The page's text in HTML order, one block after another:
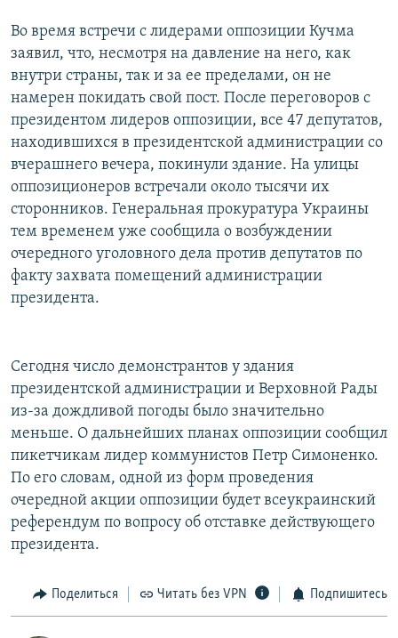
Во время встречи с лидерами оппозиции Кучма
заявил, что, несмотря на давление на него, как
внутри страны, так и за ее пределами, он не
намерен покидать свой пост. После переговоров с
президентом лидеров оппозиции, все 47 депутатов,
находившихся в президентской администрации со
вчерашнего вечера, покинули здание. На улицы
оппозиционеров встречали около тысячи их
сторонников. Генеральная прокуратура Украины
тем временем уже сообщила о возбуждении
очередного уголовного дела против депутатов по
факту захвата помещений администрации
президента.
Сегодня число демонстрантов у здания
президентской администрации и Верховной Рады
из-за дождливой погоды было значительно
меньше. О дальнейших планах оппозиции сообщил
пикетчикам лидер коммунистов Петр Симоненко.
По его словам, одной из форм проведения
очередной акции оппозиции будет всеукраинский
референдум по вопросу об отставке действующего
президента.
Поделиться Читать без VPN Подпишитесь